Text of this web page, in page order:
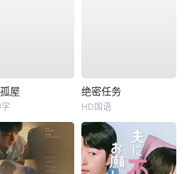
屋 绝密任务
HD国语